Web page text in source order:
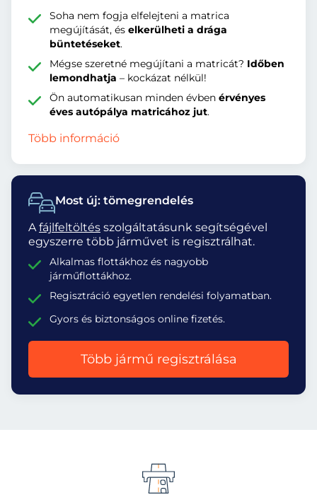
Most új: tömegrendelés
Afájlfeltöltés szolgáltatásunk segítségével
egyszerre több járművet is regisztrálhat.
Alkalmas flottákhoz és nagyobb
járműflottákhoz.
Regisztráció egyetlen rendelési folyamatban.
Gyors és biztonságos online fizetés.
Több jármű regisztrálása
Soha nem fogja elfelejteni a matrica
megújítását, éselkerülheti a drága
büntetéseket.
Mégse szeretné megújítani a matricát? Időben
lemondhatja – kockázat nélkül!
Ön automatikusan minden évbenérvényes
éves autópálya matricához jut.
Több információ